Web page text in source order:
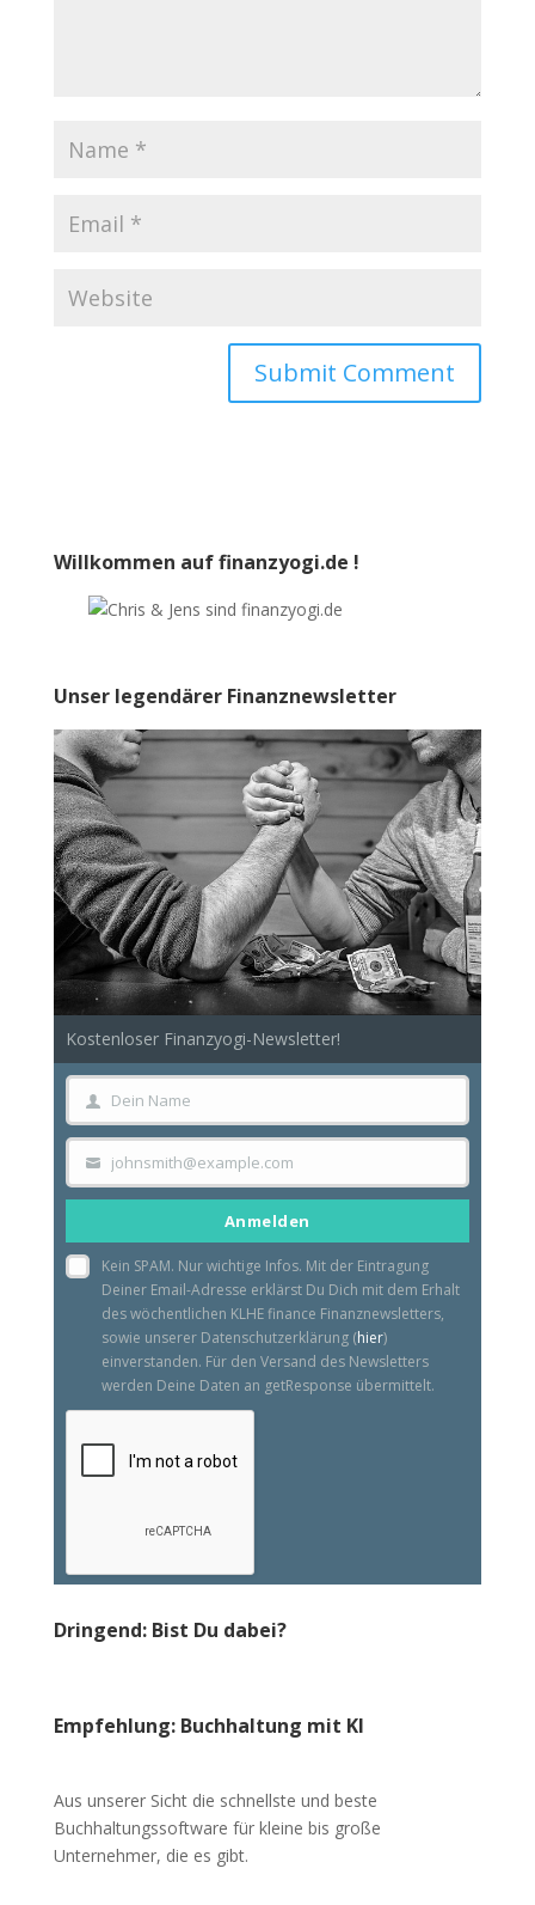
Willkommen auf finanzyogi.de !
Unser legendärer Finanznewsletter
Kostenloser Finanzyogi-Newsletter!
Dein
Name
Dein Name
Your
email
johnsmith@example.com
Anmelden
Kein SPAM. Nur wichtige Infos. Mit der Eintragung
Deiner Email-Adresse erklärst Du Dich mit dem Erhalt
des wöchentlichen KLHE finance Finanznewsletters,
sowie unserer Datenschutzerklärung (hier)
einverstanden. Für den Versand des Newsletters
werden Deine Daten an getResponse übermittelt.
Dringend: Bist Du dabei?
Empfehlung: Buchhaltung mit KI
Aus unserer Sicht die schnellste und beste
Buchhaltungssoftware für kleine bis große
Unternehmer, die es gibt.